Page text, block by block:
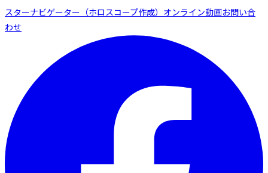
スターナビゲーター（ホロスコープ作成） オンライン動画お問い合
わせ